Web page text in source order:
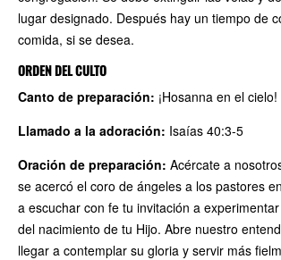
lugar designado. Después hay un tiempo de
comida, si se desea.
ORDEN DEL CULTO
Canto de preparación: ¡Hosanna en el cielo!
Llamado a la adoración: Isaías 40:3-5
Oración de preparación: Acércate a
se acercó el coro de ángeles a los pastores
a escuchar con fe tu invitación a
del nacimiento de tu Hijo. Abre nuestro
llegar a contemplar su gloria y servir más